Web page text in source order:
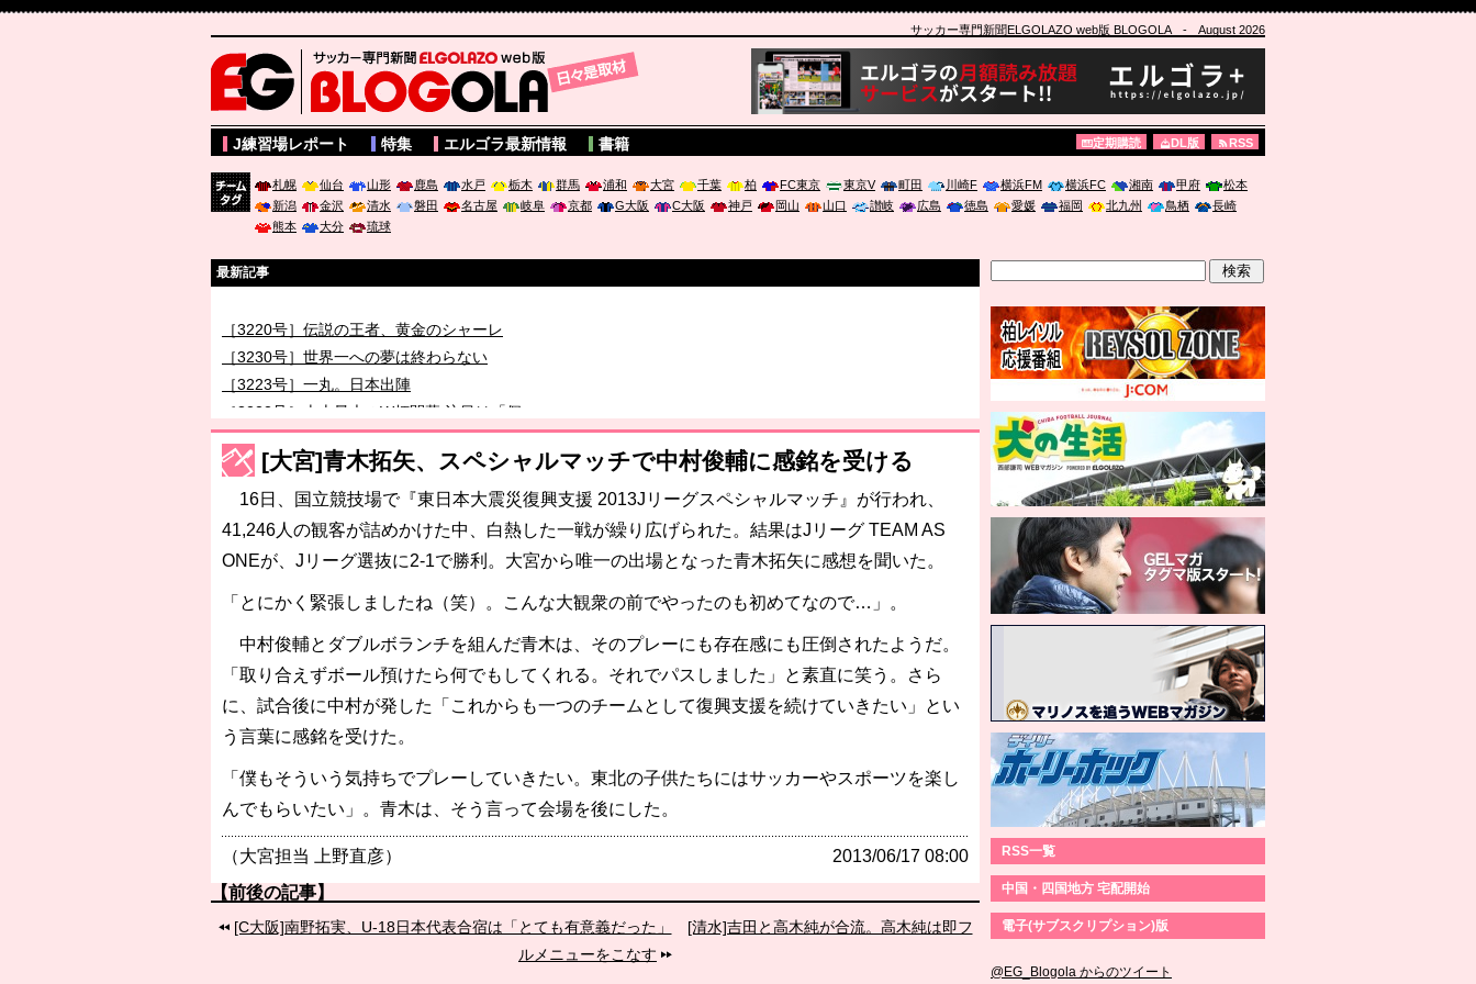
サッカー専門新聞ELGOLAZO web版 BLOGOLA- August 2026
サッカー専門新聞ELGOLAZO web版 BLOGOLA
J練習場レポート 特集 エルゴラ最新情報 書籍 定期購読 DL版 RSS
札幌 仙台 山形 鹿島 水戸 栃木 群馬 浦和 大宮 千葉 柏 FC東京 東京V 町田 川崎F 横浜FM 横浜FC 湘南 甲府
松本
新潟
金沢 清水 磐田 名古屋 岐阜 京都 G大阪 C大阪 神戸 岡山 山口 讃岐 広島 徳島 愛媛 福岡 北九州 鳥栖
長崎
熊本
大分 琉球
最新記事
［3220号］伝説の王者、黄金のシャーレ
［3230号］世界一への夢は終わらない
［3223号］一丸。日本出陣
［3222号］史上最大のW杯開幕 注目は「個」
長谷川 アーリアジャスールさんがシンポジウム「気候変動から命を守る ～エネルギー危機時代の猛暑対策～」に登壇
[大宮]青木拓矢、スペシャルマッチで中村俊輔に感銘を受ける
16日、国立競技場で『東日本大震災復興支援 2013Jリーグスペシャルマッチ』が行われ、
41,246人の観客が詰めかけた中、白熱した一戦が繰り広げられた。結果はJリーグ TEAM AS
ONEが、Jリーグ選抜に2-1で勝利。大宮から唯一の出場となった青木拓矢に感想を聞いた。
「とにかく緊張しましたね（笑）。こんな大観衆の前でやったのも初めてなので…」。
中村俊輔とダブルボランチを組んだ青木は、そのプレーにも存在感にも圧倒されたようだ。
「取り合えずボール預けたら何でもしてくれる。それでパスしました」と素直に笑う。さら
に、試合後に中村が発した「これからも一つのチームとして復興支援を続けていきたい」とい
う言葉に感銘を受けた。
「僕もそういう気持ちでプレーしていきたい。東北の子供たちにはサッカーやスポーツを楽し
んでもらいたい」。青木は、そう言って会場を後にした。
（大宮担当 上野直彦） 2013/06/17 08:00
【前後の記事】
[C大阪]南野拓実、U-18日本代表合宿は「とても有意義だった」
[清水]吉田と高木純が合流。高木純は即フ
ルメニューをこなす
RSS一覧
中国・四国地方 宅配開始
電子(サブスクリプション)版
@EG_Blogola からのツイート